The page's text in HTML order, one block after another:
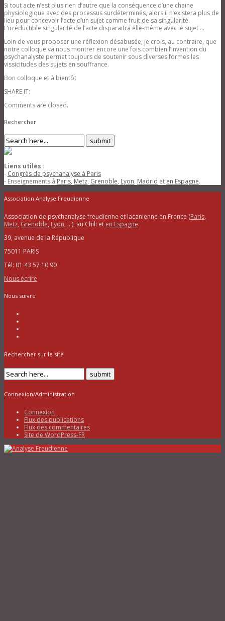
Si tout acte n’est plus rien d’autre que la conséquence d’une chaine
physiologique avec des processus surdéterminés, alors il n’existera plus de
lieu pour concevoir l’acte d’un sujet comme fruit de sa singularité.
L’irréductible singularité de l’acte disparaitra elle-même avec le sujet …
Loin de vous proposer une réflexion désabusée, je crois, au contraire, que
notre colloque va nous montrer encore une fois combien l’invention du
psychanalyste permet toujours de soutenir sous diverses formes les
vissicitudes des sujets en souffrance.
Bon colloque et à bientôt
SHARE IT:
Comments are closed.
Rechercher
Liens utiles :
- Congrès de psychanalyse à Paris
- Enseignements à Paris, Metz, Grenoble, Lyon, Madrid et en Espagne.
Association Analyse Freudienne
Association de psychanalyse freudienne et lacanienne en France (Paris,
Metz, Grenoble, Lyon, …), au Chili et en Espagne.
39, avenue de la République
75011 PARIS
Tél: 01 43 57 10 90
Nous écrire
Nous suivre
Rechercher sur le site
Connexion/Administration
Connexion
Flux des publications
Flux des commentaires
Site de WordPress-FR